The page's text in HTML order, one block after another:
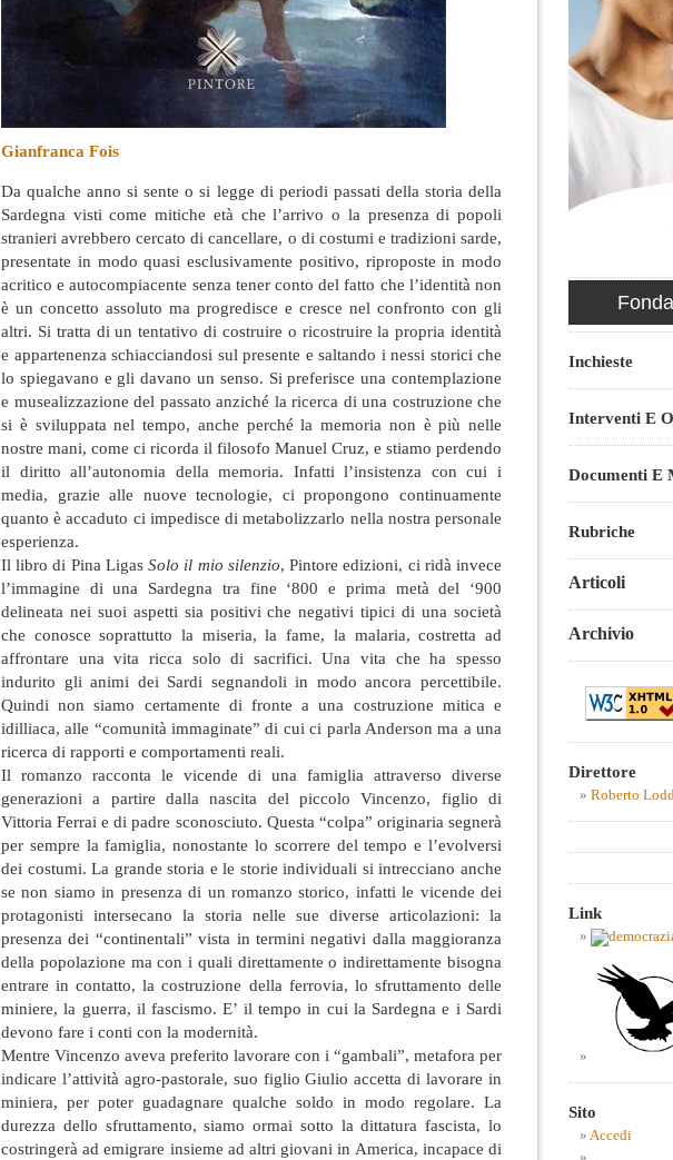
Gianfranca Fois
Da qualche anno si sente o si legge di periodi passati della storia della
Sardegna visti come mitiche età che l’arrivo o la presenza di popoli
stranieri avrebbero cercato di cancellare, o di costumi e tradizioni sarde,
presentate in modo quasi esclusivamente positivo, riproposte in modo
acritico e autocompiacente senza tener conto del fatto che l’identità non
è un concetto assoluto ma progredisce e cresce nel confronto con gli
altri. Si tratta di un tentativo di costruire o ricostruire la propria identità
e appartenenza schiacciandosi sul presente e saltando i nessi storici che
lo spiegavano e gli davano un senso. Si preferisce una contemplazione
e musealizzazione del passato anziché la ricerca di una costruzione che
si è sviluppata nel tempo, anche perché la memoria non è più nelle
nostre mani, come ci ricorda il filosofo Manuel Cruz, e stiamo perdendo
il diritto all’autonomia della memoria. Infatti l’insistenza con cui i
media, grazie alle nuove tecnologie, ci propongono continuamente
quanto è accaduto ci impedisce di metabolizzarlo nella nostra personale
esperienza.
Il libro di Pina LigasSolo il mio silenzio, Pintore edizioni, ci ridà invece
l’immagine di una Sardegna tra fine ‘800 e prima metà del ‘900
delineata nei suoi aspetti sia positivi che negativi tipici di una società
che conosce soprattutto la miseria, la fame, la malaria, costretta ad
affrontare una vita ricca solo di sacrifici. Una vita che ha spesso
indurito gli animi dei Sardi segnandoli in modo ancora percettibile.
Quindi non siamo certamente di fronte a una costruzione mitica e
idilliaca, alle “comunità immaginate” di cui ci parla Anderson ma a una
ricerca di rapporti e comportamenti reali.
Il romanzo racconta le vicende di una famiglia attraverso diverse
generazioni a partire dalla nascita del piccolo Vincenzo, figlio di
Vittoria Ferrai e di padre sconosciuto. Questa “colpa” originaria segnerà
per sempre la famiglia, nonostante lo scorrere del tempo e l’evolversi
dei costumi. La grande storia e le storie individuali si intrecciano anche
se non siamo in presenza di un romanzo storico, infatti le vicende dei
protagonisti intersecano la storia nelle sue diverse articolazioni: la
presenza dei “continentali” vista in termini negativi dalla maggioranza
della popolazione ma con i quali direttamente o indirettamente bisogna
entrare in contatto, la costruzione della ferrovia, lo sfruttamento delle
miniere, la guerra, il fascismo. E’ il tempo in cui la Sardegna e i Sardi
devono fare i conti con la modernità.
Mentre Vincenzo aveva preferito lavorare con i “gambali”, metafora per
indicare l’attività agro-pastorale, suo figlio Giulio accetta di lavorare in
miniera, per poter guadagnare qualche soldo in modo regolare. La
durezza dello sfruttamento, siamo ormai sotto la dittatura fascista, lo
costringerà ad emigrare insieme ad altri giovani in America, incapace di
Inchieste
Interventi E
Documenti E
Rubriche
Articoli
Archivio
Direttore
Roberto
Link
Sito
Accedi